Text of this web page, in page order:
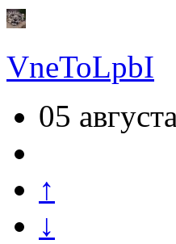
VneToLpbI
05
↑
↓